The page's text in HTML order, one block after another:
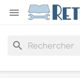

search